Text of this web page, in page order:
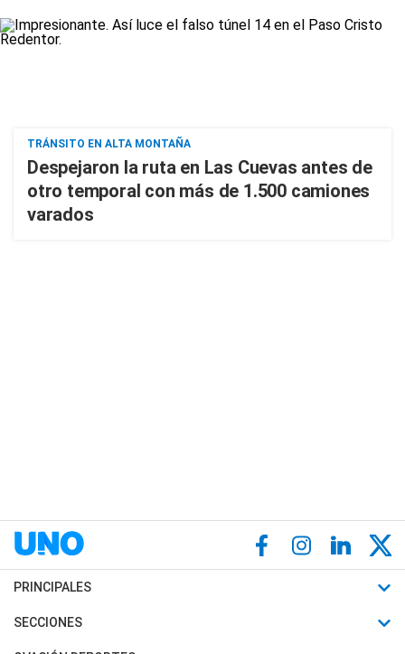
TRÁNSITO EN ALTA MONTAÑA
Despejaron la ruta en Las Cuevas antes de
otro temporal con más de 1.500 camiones
varados
PRINCIPALES
Últimas Noticias
Política
SECCIONES